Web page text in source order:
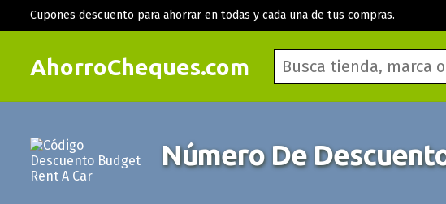
AhorroCheques.com
Cupones descuento para ahorrar en todas y cada una de tus compras.
Número De